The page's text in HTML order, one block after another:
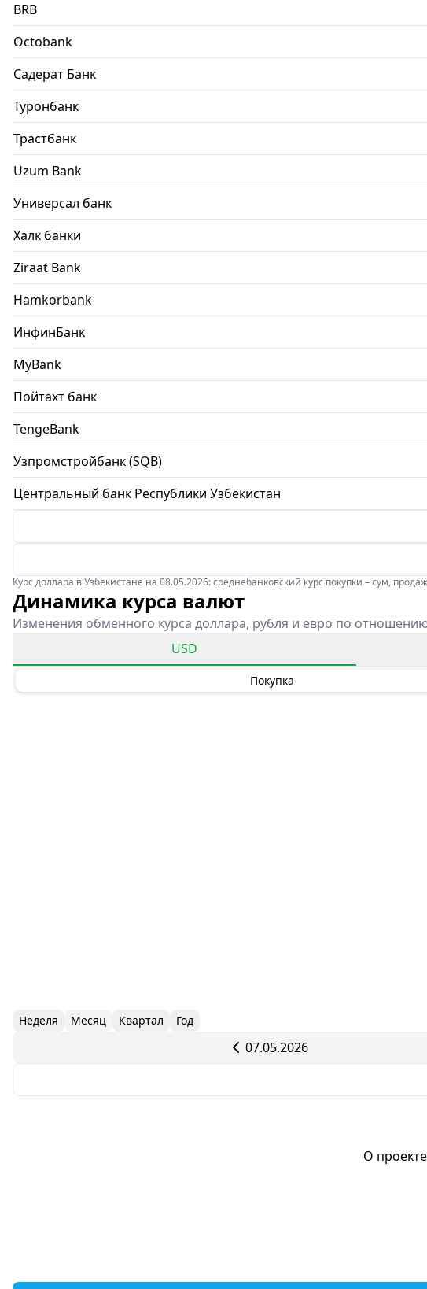
BRB
Octobank
Садерат Банк
Туронбанк
Трастбанк
Uzum Bank
Универсал банк
Халк банки
Ziraat Bank
Hamkorbank
ИнфинБанк
MyBank
Пойтахт банк
TengeBank
Узпромстройбанк (SQB)
Центральный банк Республики Узбекистан
Курс доллара в Узбекистане на 08.05.2026: среднебанковский курс покупки – сум,
Динамика курса валют
Изменения обменного курса доллара, рубля и евро по отношению
USD
Покупка
Неделя Месяц Квартал Год
07.05.2026
О проекте